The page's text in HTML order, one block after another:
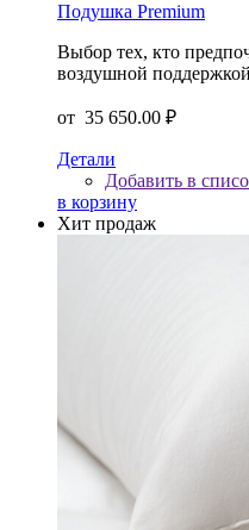
Подушка Premium
Выбор тех, кто
воздушной
от 35 650.00 ₽
Детали
Добавить в
в корзину
Хит продаж